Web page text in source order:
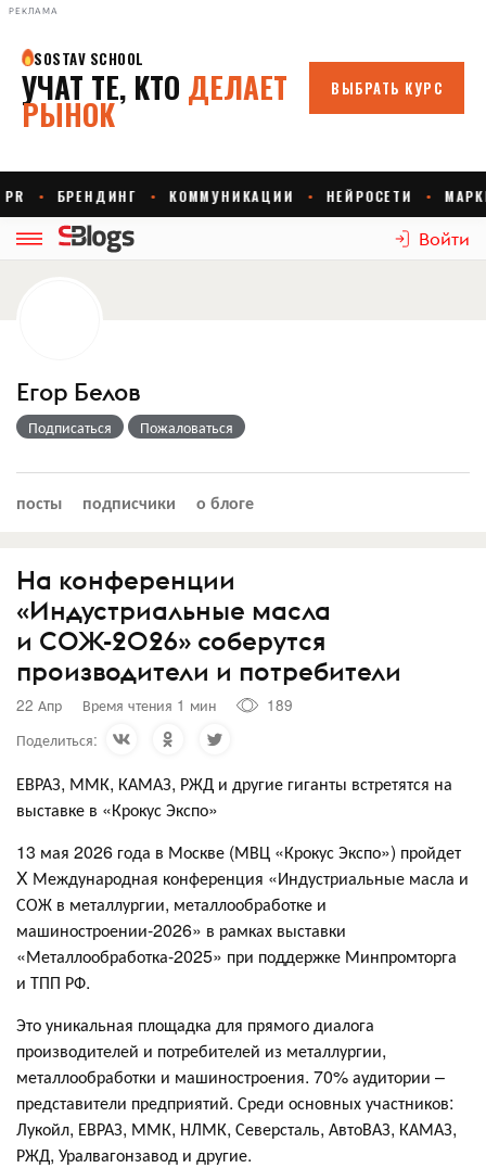
РЕКЛАМА
Войти
Егор Белов
Подписаться Пожаловаться
посты подписчики о блоге
На конференции
«Индустриальные масла
и СОЖ-2026» соберутся
производители и потребители
22 Апр Время чтения 1 мин
189
Поделиться:
ЕВРАЗ, ММК, КАМАЗ, РЖД и другие гиганты встретятся на
выставке в «Крокус Экспо»
13 мая 2026 года в Москве (МВЦ «Крокус Экспо») пройдет
X Международная конференция «Индустриальные масла и
СОЖ в металлургии, металлообработке и
машиностроении-2026» в рамках выставки
«Металлообработка-2025» при поддержке Минпромторга
и ТПП РФ.
Это уникальная площадка для прямого диалога
производителей и потребителей из металлургии,
металлообработки и машиностроения. 70% аудитории –
представители предприятий. Среди основных участников:
Лукойл, ЕВРАЗ, ММК, НЛМК, Северсталь, АвтоВАЗ, КАМАЗ,
РЖД, Уралвагонзавод и другие.